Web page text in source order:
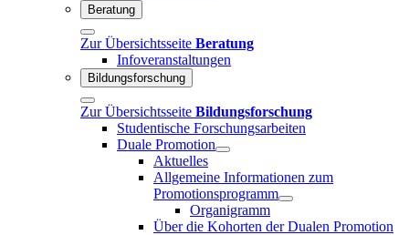
Beratung
Zur Übersichtsseite Beratung
Infoveranstaltungen
Bildungsforschung
Zur Übersichtsseite Bildungsforschung
Studentische Forschungsarbeiten
Duale Promotion
Aktuelles
Allgemeine Informationen zum
Promotionsprogramm
Organigramm
Über die Kohorten der Dualen Promotion